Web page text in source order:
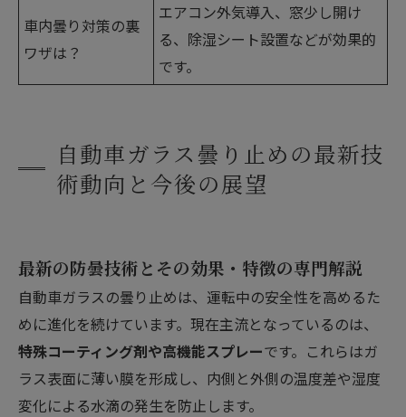
車内曇り対策の裏
ワザは？
エアコン外気導入、窓少し開け
る、除湿シート設置などが効果的
です。
自動車ガラス曇り止めの最新技
術動向と今後の展望
最新の防曇技術とその効果・特徴の専門解説
自動車ガラスの曇り止めは、運転中の安全性を高めるた
めに進化を続けています。現在主流となっているのは、
特殊コーティング剤や高機能スプレーです。これらはガ
ラス表面に薄い膜を形成し、内側と外側の温度差や湿度
変化による水滴の発生を防止します。